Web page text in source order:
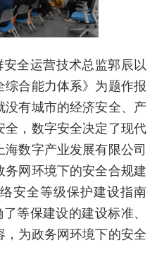
全运营技术总监郭辰以
综合能力体系》为题作报
没有城市的经济安全、产
全，数字安全决定了现代
数字产业发展有限公司
网环境下的安全合规建
安全等级保护建设指南
等保建设的建设标准、
为政务网环境下的安全